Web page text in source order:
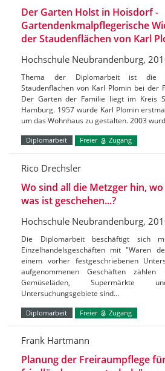
Der Garten Holst in Hoisdorf -
Gartendenkmalpflegerische
der Staudenflächen von Karl
Hochschule Neubrandenburg,
Thema der Diplomarbeit ist die
Staudenflächen von Karl Plomin bei der
Der Garten der Familie liegt im Kreis
Hamburg. 1957 wurde Karl Plomin
um das Wohnhaus zu gestalten. 2003
Diplomarbeit Freier Zugang
Rico Drechsler
Wo sind all die Metzger hin,
was ist geschehen...?
Hochschule Neubrandenburg,
Die Diplomarbeit beschäftigt sich
Einzelhandelsgeschäften mit "Waren
einem vorher festgeschriebenen
aufgenommenen Geschäften zählen
Gemüseläden, Supermärkte
Untersuchungsgebiete sind…
Diplomarbeit Freier Zugang
Frank Hartmann
Planung der Freiraumpflege